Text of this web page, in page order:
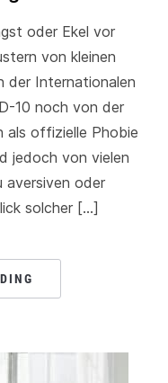
oder Ekel vor
von kleinen
der Internationalen
10 noch von der
als offizielle Phobie
jedoch von vielen
oder
solcher […]